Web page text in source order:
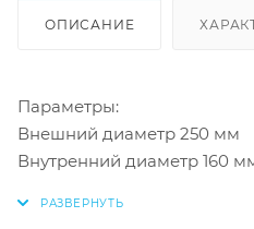
ОПИСАНИЕ
Параметры:
Внешний диаметр 250 мм
Внутренний диаметр 160